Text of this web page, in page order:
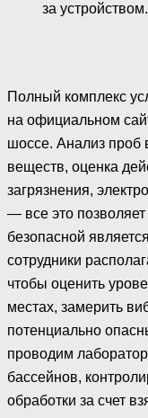
за
Полный комплекс
на официальном
шоссе. Анализ проб
веществ, оценка
загрязнения,
— все это
безопасной
сотрудники
чтобы оценить
местах, замерить
потенциально
проводим
бассейнов,
обработки за счет